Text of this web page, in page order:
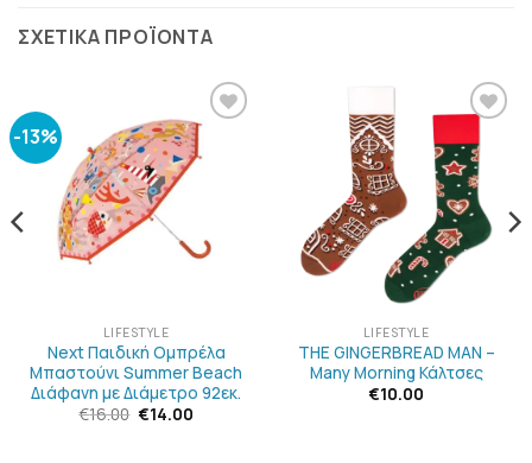
ΣΧΕΤΙΚΆ ΠΡΟΪΌΝΤΑ
-13%
ΠΡΟΣΘΉΚΗ
ΣΤΗΝ
ΛΊΣΤΑ
ΕΠΙΘΥΜΙΏΝ
LIFESTYLE
Next Παιδική Ομπρέλα
Μπαστούνι Summer Beach
Διάφανη με Διάμετρο 92εκ.
€16.00 Original
€14.00Η
ΠΡΟΣΘΉΚΗ
ΣΤΗΝ
ΛΊΣΤΑ
ΕΠΙΘΥΜΙΏΝ
LIFESTYLE
THE GINGERBREAD MAN –
Many Morning Κάλτσες
€10.00